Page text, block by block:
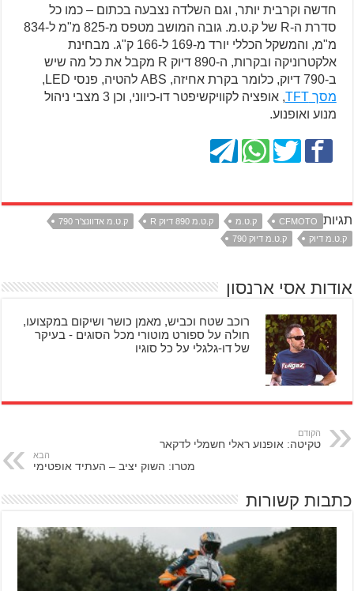
חדשה וקרבית יותר, וגם השלדה נצבעה בכתום – כמו כל
סדרת ה-R של ק.ט.מ. גובה המושב מטפס מ-825 מ"מ ל-834
מ"מ, והמשקל הכללי יורד מ-169 ל-166 ק"ג. מבחינת
אלקטרוניקה ובקרות, ה-890 דיוק R מקבל את כל מה שיש
ב-790 דיוק, כלומר בקרת אחיזה, ABS להטיה, פנסי LED,
מסך TFT
, אופציה לקוויקשיפטר דו-כיווני, וכן 3 מצבי ניהול
מנוע ואופנוע.
תגיות CFMOTO ק.ט.מ ק.ט.מ 890 דיוק R
ק.ט.מ אדוונצ'ר 790
ק.ט.מ דיוק
ק.ט.מ דיוק 790
אודות אסי ארנסון
רוכב שטח וכביש, מאמן כושר ושיקום במקצועו,
חולה על ספורט מוטורי מכל הסוגים - בעיקר
של דו-גלגלי על כל סוגיו
הקודם
טקיטה: אופנוע ראלי חשמלי לדקאר
הבא
מטרו: השוק יציב – העתיד אופטימי
כתבות קשורות